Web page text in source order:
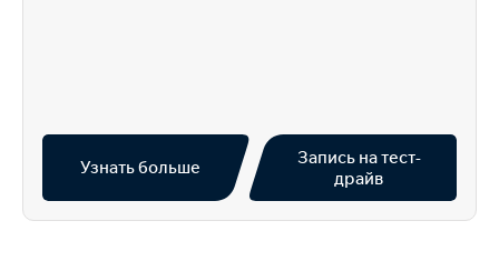
Узнать больше
Запись на тест-
драйв